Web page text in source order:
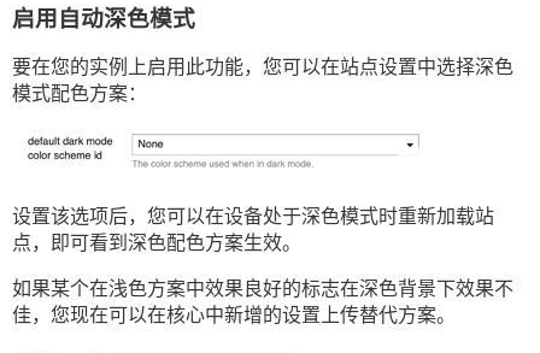
启用自动深色模式
要在您的实例上启用此功能，您可以在站点设置中选择深色
模式配色方案：
设置该选项后，您可以在设备处于深色模式时重新加载站
点，即可看到深色配色方案生效。
如果某个在浅色方案中效果良好的标志在深色背景下效果不
佳，您现在可以在核心中新增的设置上传替代方案。